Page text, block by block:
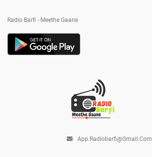
Radio Barfi - Meethe Gaane
App.radiobarfi@gmail.com